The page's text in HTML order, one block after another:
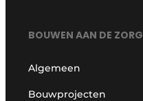
BOUWEN AAN DE ZORG
Algemeen
Bouwprojecten